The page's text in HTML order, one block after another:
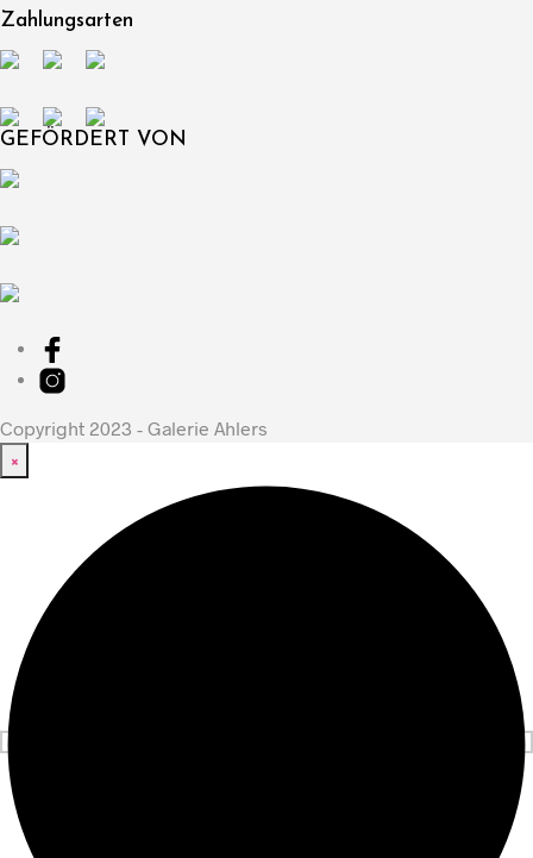
Zahlungsarten
GEFÖRDERT VON
Copyright 2023 - Galerie Ahlers
×